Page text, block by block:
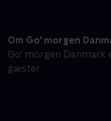
Om Go' morgen
Go' morgen Danmark
gæster.